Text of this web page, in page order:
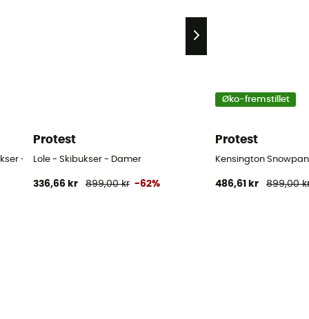
- Damer
Protest
Lole - Skibukser - Damer
336,66 kr 899,00 kr -62%
Øko-fremstillet
Protest
Kensington
486,61 kr 899,00